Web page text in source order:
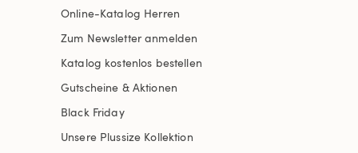
Online-Katalog Herren
Zum Newsletter anmelden
Katalog kostenlos bestellen
Gutscheine & Aktionen
Black Friday
Unsere Plussize Kollektion